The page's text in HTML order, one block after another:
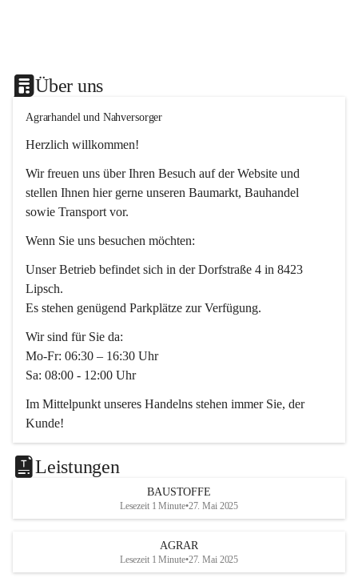
Über uns
Agrarhandel und Nahversorger
Herzlich willkommen!
Wir freuen uns über Ihren Besuch auf der Website und
stellen Ihnen hier gerne unseren Baumarkt, Bauhandel
sowie Transport vor.
Wenn Sie uns besuchen möchten:
Unser Betrieb befindet sich in der Dorfstraße 4 in 8423
Lipsch.
Es stehen genügend Parkplätze zur Verfügung.
Wir sind für Sie da:
Mo-Fr: 06:30 – 16:30 Uhr
Sa: 08:00 - 12:00 Uhr
Im Mittelpunkt unseres Handelns stehen immer Sie, der
Kunde!
Das Team ist freundlich, motiviert und bestens geschult in
den Bereichen
Beratung, Lager sowie Transport. Für alle Ihre Anliegen
finden wir eine individuelle Lösung.
office@mayer-lipsch.at
Leistungen
BAUSTOFFE
Lesezeit 1 Minute•27. Mai 2025
AGRAR
Lesezeit 1 Minute•27. Mai 2025